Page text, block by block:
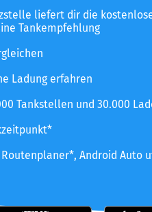
liefert dir die
Tankempfehlung
Ladung erfahren
Tankstellen und 30.000
Android Auto